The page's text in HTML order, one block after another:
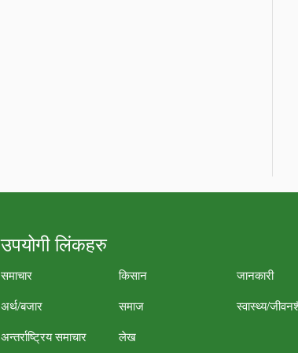
उपयोगी लिंकहरु
समाचार किसान
जानकारी
अर्थ/बजार
समाज
स्वास्थ्य/
अन्तर्राष्ट्रिय समाचार
लेख